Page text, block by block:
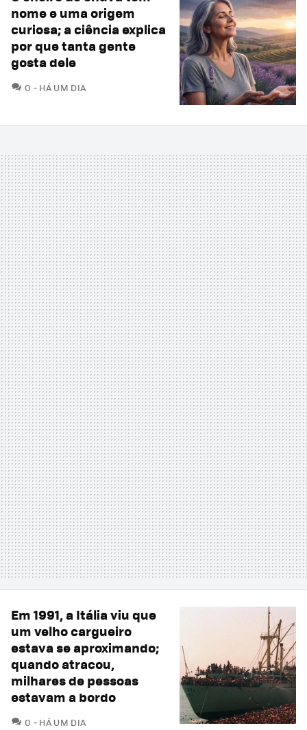
nome e uma origem
curiosa; a ciência explica
por que tanta gente
gosta dele
0 COMENTÁRIOS
HÁ UM DIA
Em 1991, a Itália viu que
um velho cargueiro
estava se aproximando;
quando atracou,
milhares de pessoas
estavam a bordo
0 COMENTÁRIOS
HÁ UM DIA